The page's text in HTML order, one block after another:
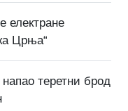
електране
Црња“
теретни брод